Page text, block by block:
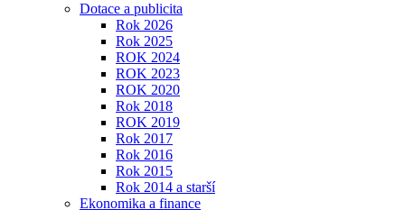
Dotace a publicita
Rok 2026
Rok 2025
ROK 2024
ROK 2023
ROK 2020
Rok 2018
ROK 2019
Rok 2017
Rok 2016
Rok 2015
Rok 2014 a starší
Ekonomika a finance